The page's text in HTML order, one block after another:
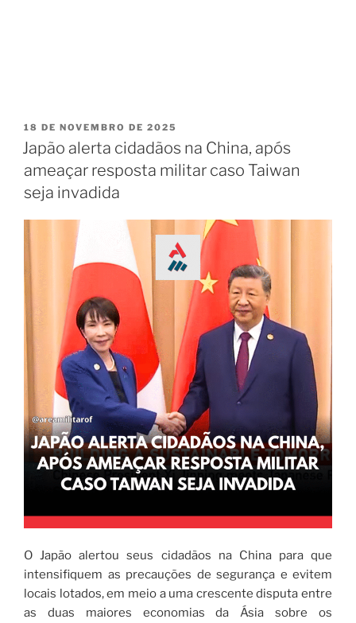
18 DE NOVEMBRO DE 2025
Japão alerta cidadãos na China, após
ameaçar resposta militar caso Taiwan
seja invadida
O Japão alertou seus cidadãos na China para que
intensifiquem as precauções de segurança e evitem
locais lotados, em meio a uma crescente disputa entre
as duas maiores economias da Ásia sobre os